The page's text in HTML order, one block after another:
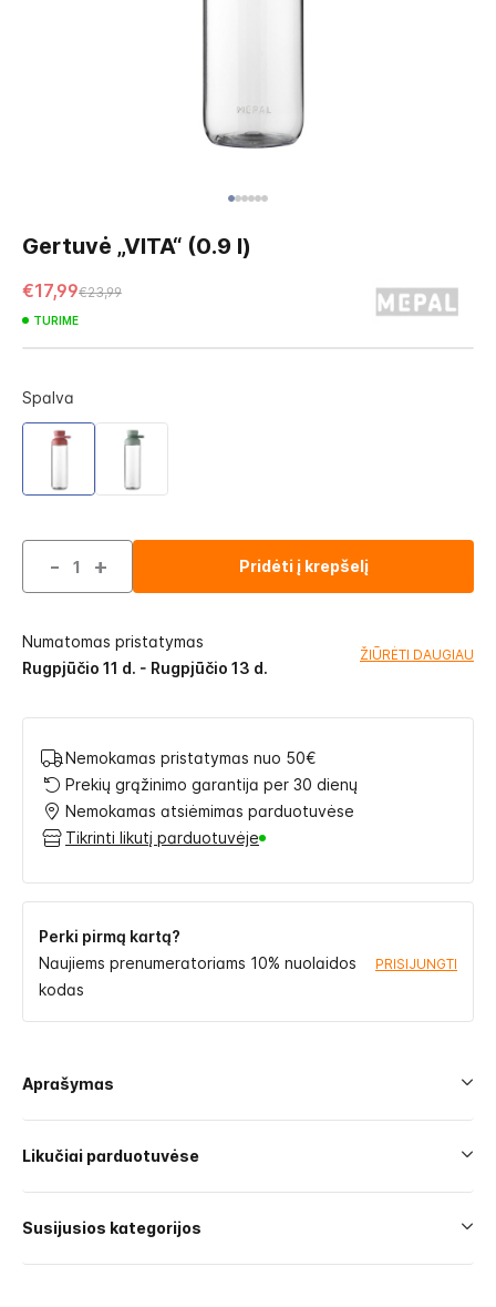
to
beginning
the
images
Gertuvė „VITA“ (0.9 l)
€17,99€23,99
TURIME
Spalva
- + Pridėti į krepšelį
Numatomas pristatymas
Rugpjūčio 11 d. - Rugpjūčio 13 d.
ŽIŪRĖTI DAUGIAU
Nemokamas pristatymas nuo 50€
Prekių grąžinimo garantija per 30 dienų
Nemokamas atsiėmimas parduotuvėse
Tikrinti likutį parduotuvėje
Perki pirmą kartą?
Naujiems prenumeratoriams 10% nuolaidos
kodas
PRISIJUNGTI
Aprašymas
Likučiai parduotuvėse
Susijusios kategorijos